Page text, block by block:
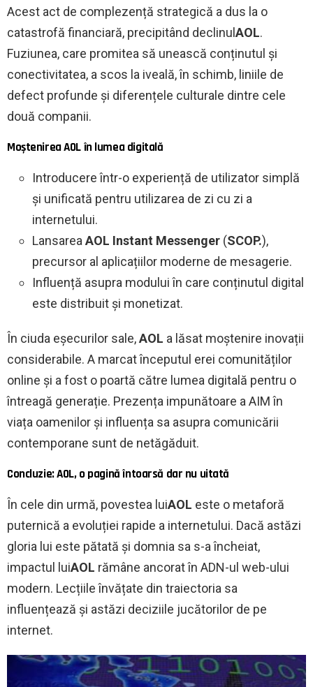
Acest act de complezență strategică a dus la o
catastrofă financiară, precipitând declinul AOL.
Fuziunea, care promitea să unească conținutul și
conectivitatea, a scos la iveală, în schimb, liniile de
defect profunde și diferențele culturale dintre cele
două companii.
Moștenirea AOL în lumea digitală
Introducere într-o experiență de utilizator simplă
și unificată pentru utilizarea de zi cu zi a
internetului.
LansareaAOL Instant Messenger (SCOP.),
precursor al aplicațiilor moderne de mesagerie.
Influență asupra modului în care conținutul digital
este distribuit și monetizat.
În ciuda eșecurilor sale,AOL a lăsat moștenire inovații
considerabile. A marcat începutul erei comunităților
online și a fost o poartă către lumea digitală pentru o
întreagă generație. Prezența impunătoare a AIM în
viața oamenilor și influența sa asupra comunicării
contemporane sunt de netăgăduit.
Concluzie: AOL, o pagină întoarsă dar nu uitată
În cele din urmă, povestea luiAOL este o metaforă
puternică a evoluției rapide a internetului. Dacă astăzi
gloria lui este pătată și domnia sa s-a încheiat,
impactul luiAOL rămâne ancorat în ADN-ul web-ului
modern. Lecțiile învățate din traiectoria sa
influențează și astăzi deciziile jucătorilor de pe
internet.